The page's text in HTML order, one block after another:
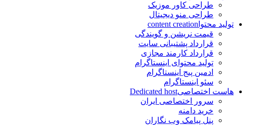
طراحی کاور موزیک
طراحی منو دیجیتال
تولید محتوا content creation
قیمت نریشن و گویندگی
قرارداد پشتیبانی سایت
قرارداد کارمند مجازی
تولید محتوای اینستاگرام
ادمین پیج اینستاگرام
سئو اینستاگرام
هاست اختصاصیDedicated host
سرور اختصاصی ایران
خرید دامنه
پنل پیامک وب نگاران